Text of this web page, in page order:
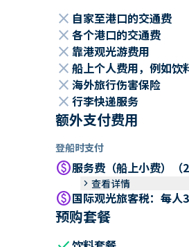
close 自家至港口的交通费
close 各个港口的交通费
close 靠港观光游费用
close 船上个人费用，例如饮
close 海外旅行伤害保险
close 行李快递服务
额外支付费用
登船时支付
paid服务费（船上小费）（2
keyboard_arrow_right 查看详情
paid国际观光旅客税：每
预购套餐